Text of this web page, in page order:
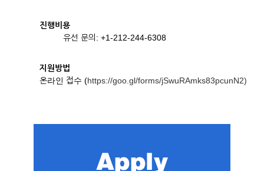
진행비용
유선 문의: +1-212-244-6308
지원방법
온라인 접수 (https://goo.gl/forms/jSwuRAmks83pcunN2)